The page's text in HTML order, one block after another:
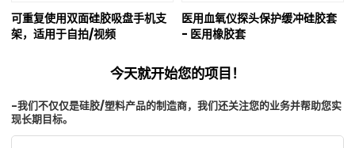
可重复使用双面硅胶吸盘手机支
架，适用于自拍/视频
医用血氧仪探头保护缓冲硅胶套
- 医用橡胶套
今天就开始您的项目！
-我们不仅仅是硅胶/塑料产品的制造商，我们还关注您的业务并帮助您实
现长期目标。